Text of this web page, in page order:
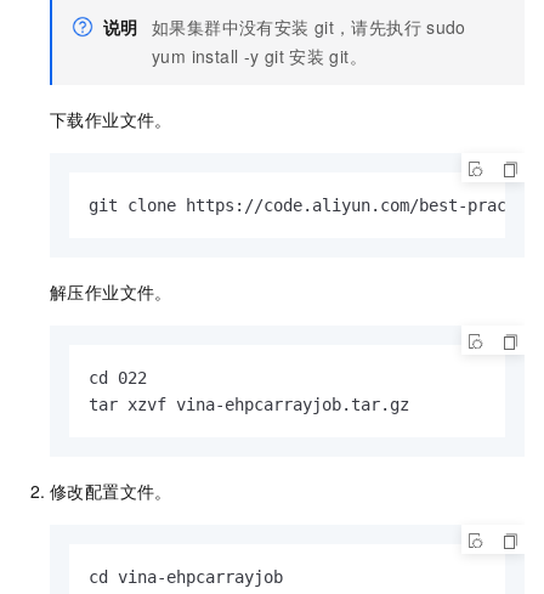
说明 如果集群中没有安装 git，请先执行 sudo
yum install -y git 安装 git。
下载作业文件。
git clone https://code.aliyun.com/best-
解压作业文件。
cd 022
tar xzvf vina-ehpcarrayjob.tar.gz
修改配置文件。
cd vina-ehpcarrayjob